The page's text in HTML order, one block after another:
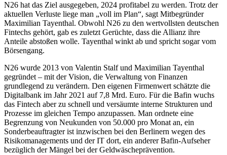
N26 hat das Ziel ausgegeben, 2024 profitabel zu werden. Trotz der
aktuellen Verluste liege man „voll im Plan“, sagt Mitbegründer
Maximilian Tayenthal. Obwohl N26 zu den wertvollsten deutschen
Fintechs gehört, gab es zuletzt Gerüchte, dass die Allianz ihre
Anteile abstoßen wolle. Tayenthal winkt ab und spricht sogar vom
Börsengang.
N26 wurde 2013 von Valentin Stalf und Maximilian Tayenthal
gegründet – mit der Vision, die Verwaltung von Finanzen
grundlegend zu verändern. Den eigenen Firmenwert schätzte die
Digitalbank im Jahr 2021 auf 7,8 Mrd. Euro. Für die Bafin wuchs
das Fintech aber zu schnell und versäumte interne Strukturen und
Prozesse im gleichen Tempo anzupassen. Man ordnete eine
Begrenzung von Neukunden von 50.000 pro Monat an, ein
Sonderbeauftragter ist inzwischen bei den Berlinern wegen des
Risikomanagements und der IT dort, ein anderer Bafin-Aufseher
bezüglich der Mängel bei der Geldwäscheprävention.